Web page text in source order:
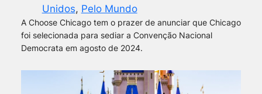
Unidos, Pelo Mundo
A Choose Chicago tem o prazer de anunciar que Chicago
foi selecionada para sediar a Convenção Nacional
Democrata em agosto de 2024.